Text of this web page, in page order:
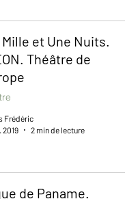
et Une Nuits.
Théâtre de
Frédéric
2019
2 min de lecture
de Paname.